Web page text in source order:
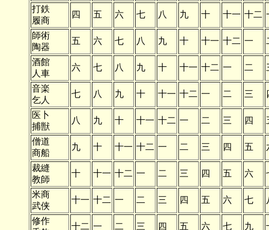
打鉄
履商
四 五 六 七 八 九 十 十一 十二
師術
陶器
五 六 七 八 九 十 十一 十二 一
酒館
人車
六 七 八 九 十 十一 十二 一 二
音楽
乞人
七 八 九 十 十一 十二 一 二 三
医卜
捕獣
八 九 十 十一 十二 一 二 三 四
僧道
商船
九 十 十一 十二 一 二 三 四 五
裁縫
教師
十 十一 十二 一 二 三 四 五 六
米商
武侠
十一 十二 一 二 三 四 五 六 七
修作
十二 一 二 三 四 五 六 七 九